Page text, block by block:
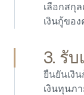
Nexo มอบ
นทรัพย์คริป
ง่าย เชื่อถื
โปร่งใสแ
จากคู่แข่งอ
เลือกสกุ
เงินกู้ขอ
3. รั
ยืนยันเงิ
เงินทุนภ